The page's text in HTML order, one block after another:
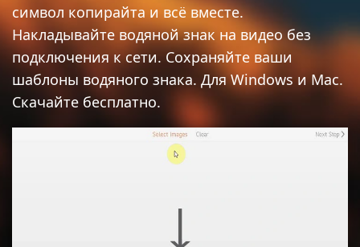
ИЗМЕНИТЬ РАЗМЕР ФОТО
ДОБАВИТЬ ТЕКСТ НА ФОТО
ДОБАВИТЬ ЛОГОТИП НА ФОТО
КОНВЕРТИРОВАТЬ В JPG
РАЗМЫТЬ ЧАСТЬ ФОТО
символ копирайта и всё вместе.
Накладывайте водяной знак на видео без
подключения к сети. Сохраняйте ваши
шаблоны водяного знака. Для Windows и Mac.
Скачайте бесплатно.